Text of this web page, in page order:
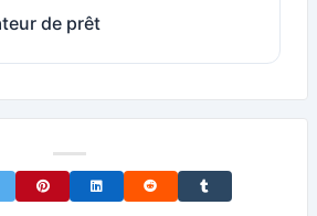
de prêt
on Twitter
Share on Pinterest
Share on LinkedIn
Share on RedditShare on Tumblr